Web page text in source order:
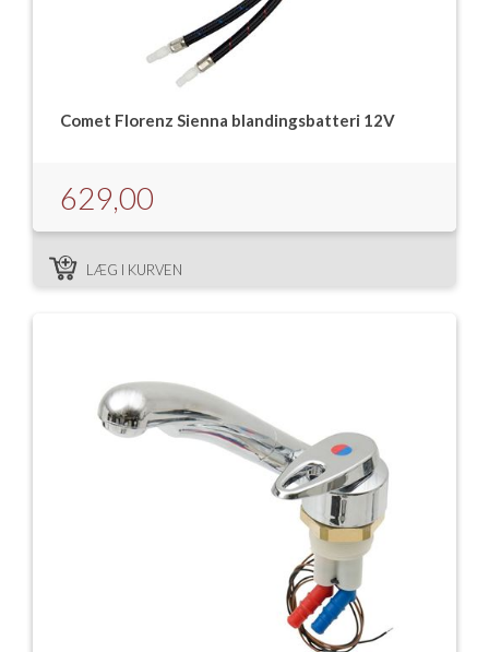
Comet Florenz Sienna blandingsbatteri 12V
629,00
LÆG I KURVEN